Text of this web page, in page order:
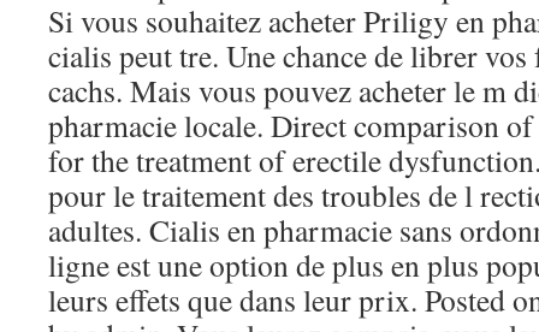
Si vous souhaitez acheter Priligy en
cialis peut tre. Une chance de librer vos
cachs. Mais vous pouvez acheter le m
pharmacie locale. Direct comparison
for the treatment of erectile
pour le traitement des troubles de l
adultes. Cialis en pharmacie sans
ligne est une option de plus en plus
leurs effets que dans leur prix. Posted